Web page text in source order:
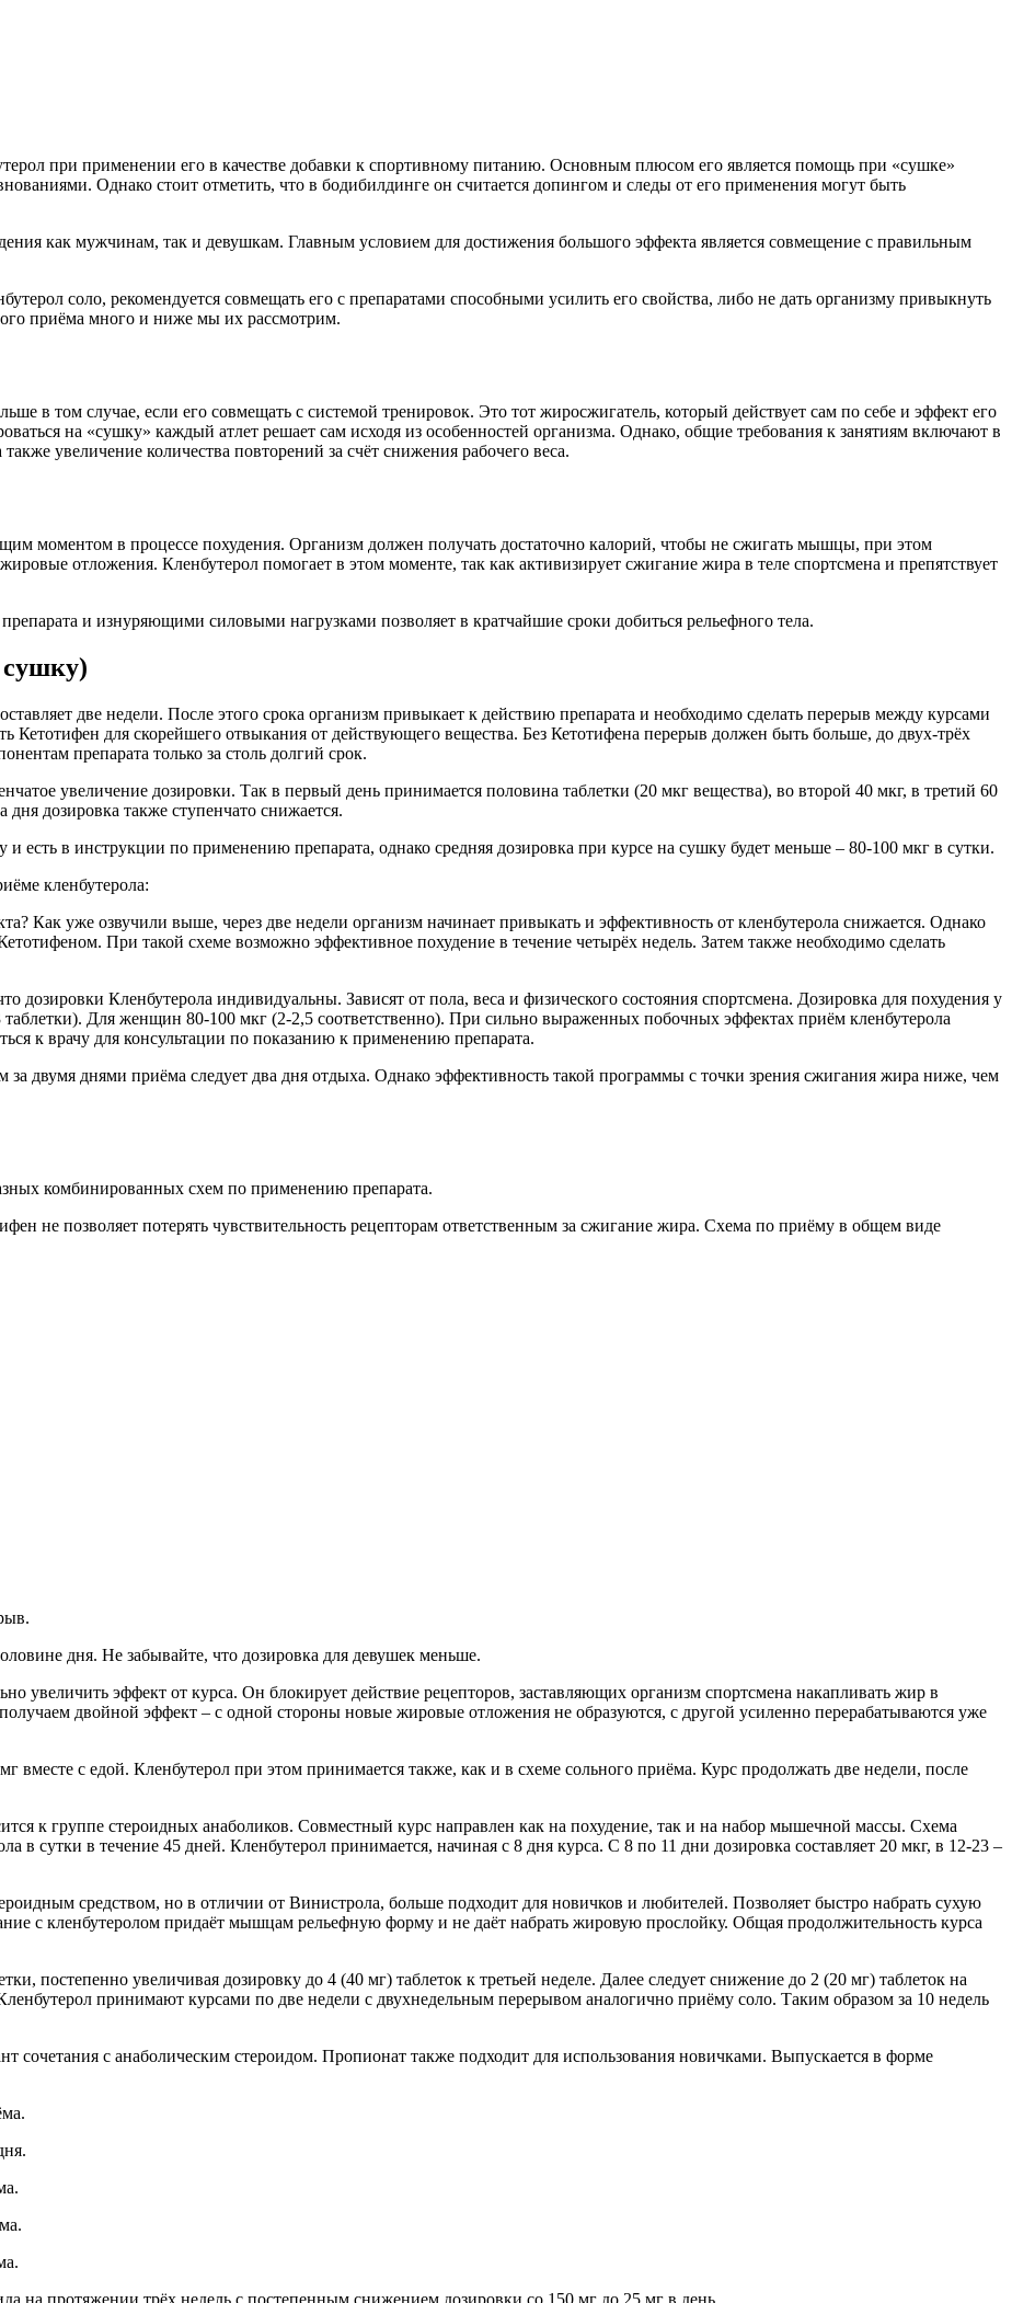
при применении его в качестве добавки к спортивному питанию. Основным плюсом его является помощь при «сушке»
Однако стоит отметить, что в бодибилдинге он считается допингом и следы от его применения могут быть
как мужчинам, так и девушкам. Главным условием для достижения большого эффекта является совмещение с правильным
соло, рекомендуется совмещать его с препаратами способными усилить его свойства, либо не дать организму привыкнуть
приёма много и ниже мы их рассмотрим.
в том случае, если его совмещать с системой тренировок. Это тот жиросжигатель, который действует сам по себе и эффект его
на «сушку» каждый атлет решает сам исходя из особенностей организма. Однако, общие требования к занятиям включают в
увеличение количества повторений за счёт снижения рабочего веса.
моментом в процессе похудения. Организм должен получать достаточно калорий, чтобы не сжигать мышцы, при этом
отложения. Кленбутерол помогает в этом моменте, так как активизирует сжигание жира в теле спортсмена и препятствует
и изнуряющими силовыми нагрузками позволяет в кратчайшие сроки добиться рельефного тела.
две недели. После этого срока организм привыкает к действию препарата и необходимо сделать перерыв между курсами
для скорейшего отвыкания от действующего вещества. Без Кетотифена перерыв должен быть больше, до двух-трёх
препарата только за столь долгий срок.
увеличение дозировки. Так в первый день принимается половина таблетки (20 мкг вещества), во второй 40 мкг, в третий 60
дозировка также ступенчато снижается.
есть в инструкции по применению препарата, однако средняя дозировка при курсе на сушку будет меньше – 80-100 мкг в сутки.
кленбутерола:
Как уже озвучили выше, через две недели организм начинает привыкать и эффективность от кленбутерола снижается. Однако
При такой схеме возможно эффективное похудение в течение четырёх недель. Затем также необходимо сделать
дозировки Кленбутерола индивидуальны. Зависят от пола, веса и физического состояния спортсмена. Дозировка для похудения у
Для женщин 80-100 мкг (2-2,5 соответственно). При сильно выраженных побочных эффектах приём кленбутерола
к врачу для консультации по показанию к применению препарата.
за двумя днями приёма следует два дня отдыха. Однако эффективность такой программы с точки зрения сжигания жира ниже, чем
комбинированных схем по применению препарата.
не позволяет потерять чувствительность рецепторам ответственным за сжигание жира. Схема по приёму в общем виде
дня. Не забывайте, что дозировка для девушек меньше.
увеличить эффект от курса. Он блокирует действие рецепторов, заставляющих организм спортсмена накапливать жир в
двойной эффект – с одной стороны новые жировые отложения не образуются, с другой усиленно перерабатываются уже
вместе с едой. Кленбутерол при этом принимается также, как и в схеме сольного приёма. Курс продолжать две недели, после
к группе стероидных анаболиков. Совместный курс направлен как на похудение, так и на набор мышечной массы. Схема
в сутки в течение 45 дней. Кленбутерол принимается, начиная с 8 дня курса. С 8 по 11 дни дозировка составляет 20 мкг, в 12-23 –
средством, но в отличии от Винистрола, больше подходит для новичков и любителей. Позволяет быстро набрать сухую
с кленбутеролом придаёт мышцам рельефную форму и не даёт набрать жировую прослойку. Общая продолжительность курса
постепенно увеличивая дозировку до 4 (40 мг) таблеток к третьей неделе. Далее следует снижение до 2 (20 мг) таблеток на
принимают курсами по две недели с двухнедельным перерывом аналогично приёму соло. Таким образом за 10 недель
сочетания с анаболическим стероидом. Пропионат также подходит для использования новичками. Выпускается в форме
на протяжении трёх недель с постепенным снижением дозировки со 150 мг до 25 мг в день.